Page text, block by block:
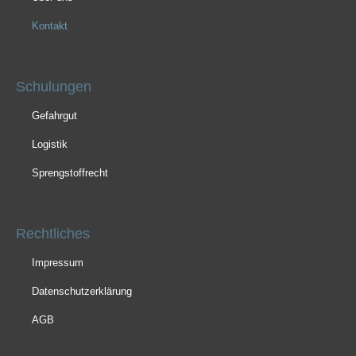
Kontakt
Schulungen
Gefahrgut
Logistik
Sprengstoffrecht
Rechtliches
Impressum
Datenschutzerklärung
AGB